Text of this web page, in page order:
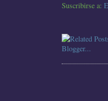
Suscribirse a: